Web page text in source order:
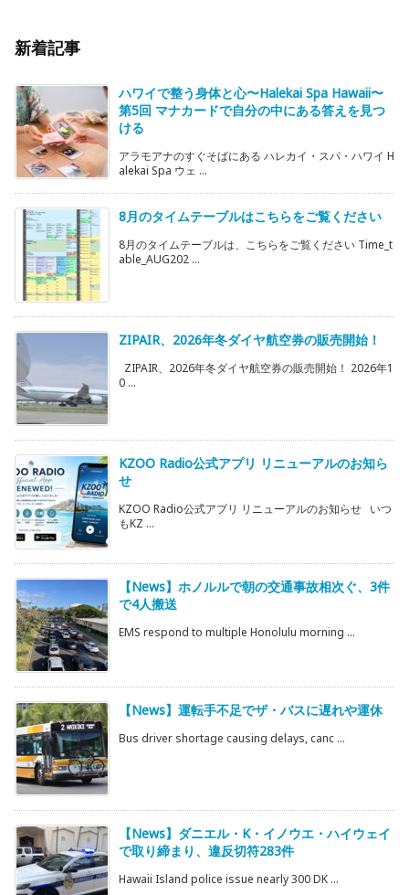
新着記事
ハワイで整う身体と心〜Halekai Spa Hawaii〜
第5回 マナカードで自分の中にある答えを見つ
ける
アラモアナのすぐそばにある ハレカイ・スパ・ハワイ H
alekai Spa ウェ ...
8月のタイムテーブルはこちらをご覧ください
8月のタイムテーブルは、こちらをご覧ください Time_t
able_AUG202 ...
ZIPAIR、2026年冬ダイヤ航空券の販売開始！
ZIPAIR、2026年冬ダイヤ航空券の販売開始！ 2026年1
0 ...
KZOO Radio公式アプリ リニューアルのお知ら
せ
KZOO Radio公式アプリ リニューアルのお知らせ いつ
もKZ ...
【News】ホノルルで朝の交通事故相次ぐ、3件
で4人搬送
EMS respond to multiple Honolulu morning ...
【News】運転手不足でザ・バスに遅れや運休
Bus driver shortage causing delays, canc ...
【News】ダニエル・K・イノウエ・ハイウェイ
で取り締まり、違反切符283件
Hawaii Island police issue nearly 300 DK ...